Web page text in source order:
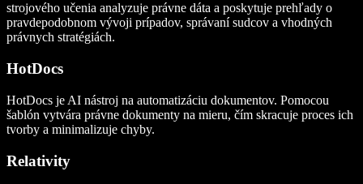
strojového učenia analyzuje právne dáta a poskytuje prehľady o
pravdepodobnom vývoji prípadov, správaní sudcov a vhodných
právnych stratégiách.
HotDocs
HotDocs je AI nástroj na automatizáciu dokumentov. Pomocou
šablón vytvára právne dokumenty na mieru, čím skracuje proces ich
tvorby a minimalizuje chyby.
Relativity